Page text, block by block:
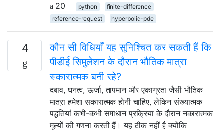
20
python
finite-difference
reference-request
hyperbolic-pde
4
कौन सी विधियाँ यह सुनिश्चित कर सकती हैं कि
पीडीई सिमुलेशन के दौरान भौतिक मात्रा
सकारात्मक बनी रहे?
दबाव, घनत्व, ऊर्जा, तापमान और एकाग्रता जैसी भौतिक
मात्रा हमेशा सकारात्मक होनी चाहिए, लेकिन संख्यात्मक
पद्धतियां कभी-कभी समाधान प्रक्रिया के दौरान नकारात्मक
मूल्यों की गणना करती हैं। यह ठीक नहीं है क्योंकि